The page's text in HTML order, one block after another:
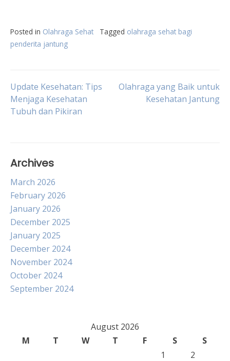
Posted in Olahraga Sehat Tagged olahraga sehat bagi
penderita jantung
Post
navigation
Update Kesehatan: Tips
Menjaga Kesehatan
Tubuh dan Pikiran
Olahraga yang Baik untuk
Kesehatan Jantung
Archives
March 2026
February 2026
January 2026
December 2025
January 2025
December 2024
November 2024
October 2024
September 2024
August 2026
M
T W T F S
S
1
2